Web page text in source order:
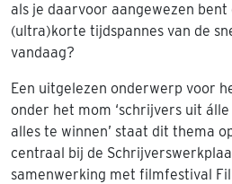
als je daarvoor aangewezen
(ultra)korte tijdspannes van de
vandaag?
Een uitgelezen onderwerp voor
onder het mom ‘schrijvers uit
alles te winnen’ staat dit thema
centraal bij de
samenwerking met filmfestival